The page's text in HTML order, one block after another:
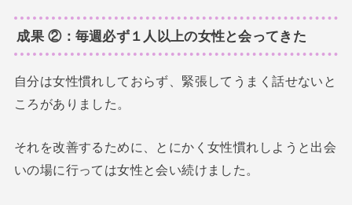
成果 ②：毎週必ず１人以上の女性と会ってきた
自分は女性慣れしておらず、緊張してうまく話せないと
ころがありました。
それを改善するために、とにかく女性慣れしようと出会
いの場に行っては女性と会い続けました。